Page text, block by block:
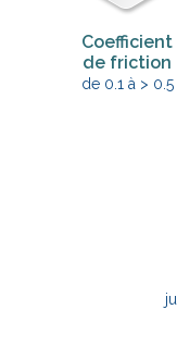
Coefficient
de friction
de 0.1 à > 0.5